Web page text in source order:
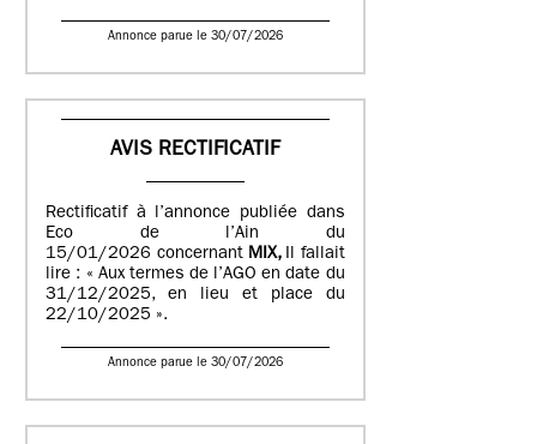
Annonce parue le 30/07/2026
AVIS RECTIFICATIF
Rectificatif à l’annonce publiée dans
Eco de l’Ain du
15/01/2026 concernant MIX, Il fallait
lire : « Aux termes de l’AGO en date du
31/12/2025, en lieu et place du
22/10/2025 ».
Annonce parue le 30/07/2026